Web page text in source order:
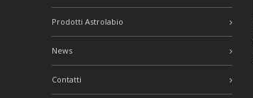
Prodotti Astrolabio
News
Contatti